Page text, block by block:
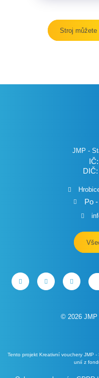
Stroj můžete
JMP -
Po
© 2026 JMP
Tento projekt Kreativní vouchery JMP
unií z